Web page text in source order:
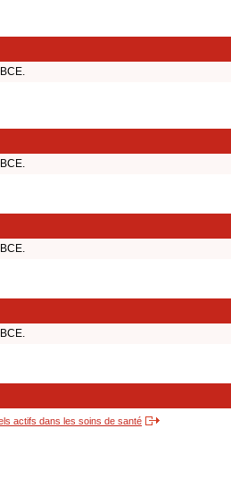
actifs dans les soins de santé